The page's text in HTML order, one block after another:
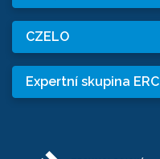
CZELO
Expertní skupina ERC